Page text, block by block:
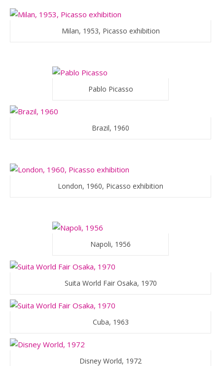
Milan, 1953, Picasso exhibition
Pablo Picasso
Brazil, 1960
London, 1960, Picasso exhibition
Napoli, 1956
Suita World Fair Osaka, 1970
Cuba, 1963
Disney World, 1972